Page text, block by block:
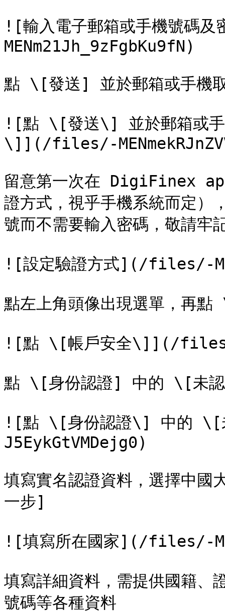
![輸入電子郵箱或手機號
MENm21Jh_9zFgbKu9fN)
點 \[發送] 並於郵箱或手機
![點 \[發送\] 並於郵箱或手
\]](/files/-
留意第一次在 DigiFinex
證方式，視乎手機系統而定）
號而不需要輸入密碼，敬請牢
![設定驗證方式](/files/-
點左上角頭像出現選單，再
![點 \[帳戶安全\]](/files/-
點 \[身份認證] 中的 \[未
![點 \[身份認證\] 中的
J5EykGtVMDejg0)
填寫實名認證資料，選擇中
一步]
![填寫所在國家](/files/-
填寫詳細資料，需提供國籍、
號碼等各種資料